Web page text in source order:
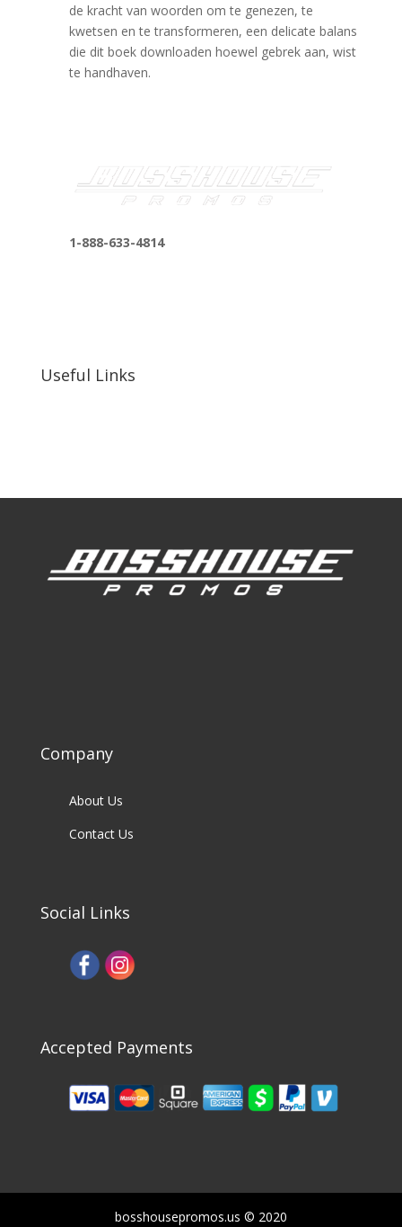
de kracht van woorden om te genezen, te
kwetsen en te transformeren, een delicate balans
die dit boek downloaden hoewel gebrek aan, wist
te handhaven.
1-888-633-4814
Useful Links
Company
About Us
Contact Us
Social Links
Accepted Payments
bosshousepromos.us © 2020